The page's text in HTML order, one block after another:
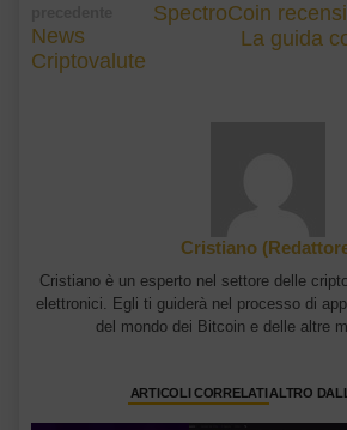
News
Criptovalute
SpectroCoin
La guida
Cristiano
Cristiano è un esperto nel settore delle
elettronici. Egli ti guiderà nel processo di
del mondo dei Bitcoin e delle altre
ARTICOLI CORRELATI ALTRO